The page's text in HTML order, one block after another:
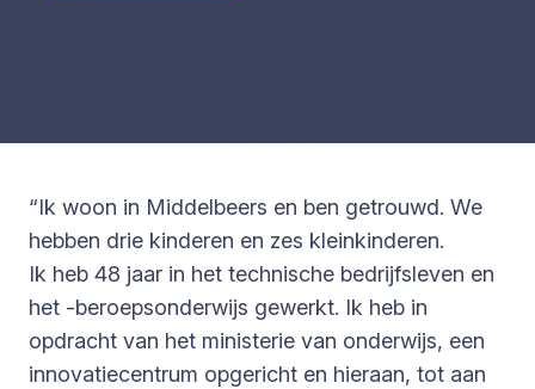
“Ik woon in Middelbeers en ben getrouwd. We
hebben drie kinderen en zes kleinkinderen.
Ik heb 48 jaar in het technische bedrijfsleven en
het -beroepsonderwijs gewerkt. Ik heb in
opdracht van het ministerie van onderwijs, een
innovatiecentrum opgericht en hieraan, tot aan